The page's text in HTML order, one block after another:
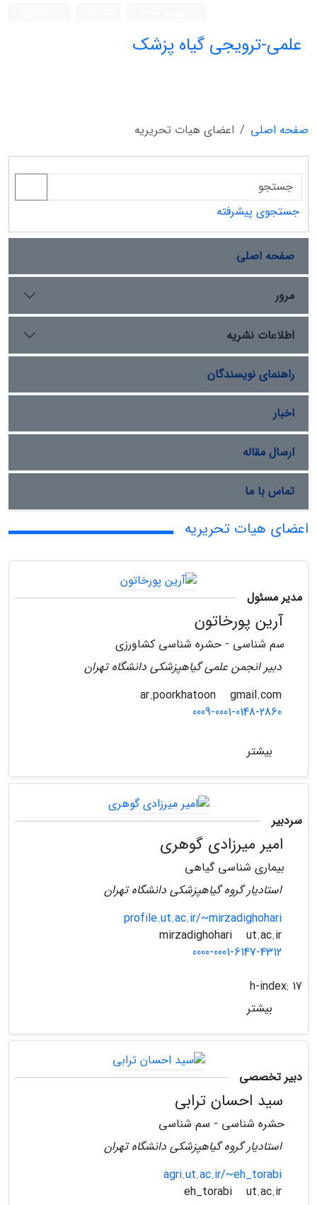
علمی-ترویجی گیاه پزشک
صفحه اصلی اعضای هیات تحریریه
جستجوی پیشرفته
صفحه اصلی
مرور
اطلاعات نشریه
راهنمای نویسندگان
اخبار
ارسال مقاله
تماس با ما
اعضای هیات تحریریه
مدیر مسئول
آرین پورخاتون
سم شناسی - حشره شناسی کشاورزی
دبیر انجمن علمی گیاهپزشکی دانشگاه تهران
gmail.com
0009-0001-0148-2860
بیشتر
سردبیر
امیر میرزادی گوهری
بیماری شناسی گیاهی
استادیار گروه گیاهپزشکی دانشگاه تهران
profile.ut.ac.ir/~mirzadighohari
ut.ac.ir
0000-0001-6147-4312
h-index: 17
بیشتر
دبیر تخصصی
سید احسان ترابی
حشره شناسی - سم شناسی
استادیار گروه گیاهپزشکی دانشگاه تهران
agri.ut.ac.ir/~eh_torabi
ut.ac.ir